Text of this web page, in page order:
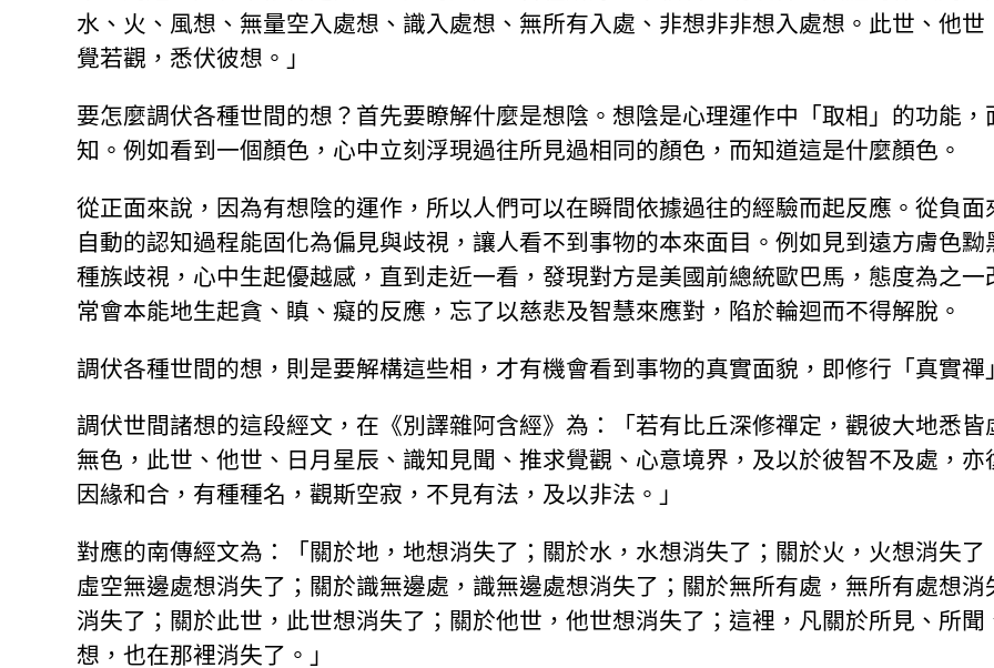
水、火、風想、無量空入處想、識入處想、無所有入處、非想非非想入處想。此世、他
覺若觀，悉伏彼想。」
要怎麼調伏各種世間的想？首先要瞭解什麼是想陰。想陰是心理運作中「取相」的功能
知。例如看到一個顏色，心中立刻浮現過往所見過相同的顏色，而知道這是什麼顏色。
從正面來說，因為有想陰的運作，所以人們可以在瞬間依據過往的經驗而起反應。從負
自動的認知過程能固化為偏見與歧視，讓人看不到事物的本來面目。例如見到遠方膚色
種族歧視，心中生起優越感，直到走近一看，發現對方是美國前總統歐巴馬，態度為之
常會本能地生起貪、瞋、癡的反應，忘了以慈悲及智慧來應對，陷於輪迴而不得解脫。
調伏各種世間的想，則是要解構這些相，才有機會看到事物的真實面貌，即修行「真實禪
調伏世間諸想的這段經文，在《別譯雜阿含經》為：「若有比丘深修禪定，觀彼大地悉
無色，此世、他世、日月星辰、識知見聞、推求覺觀、心意境界，及以於彼智不及處，
因緣和合，有種種名，觀斯空寂，不見有法，及以非法。」
對應的南傳經文為：「關於地，地想消失了；關於水，水想消失了；關於火，火想消失
虛空無邊處想消失了；關於識無邊處，識無邊處想消失了；關於無所有處，無所有處想
消失了；關於此世，此世想消失了；關於他世，他世想消失了；這裡，凡關於所見、所
想，也在那裡消失了。」